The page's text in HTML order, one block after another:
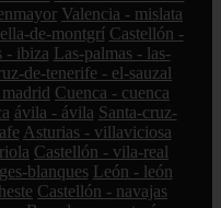
Valencia - mislata
de-montgrí Castellón -
- ibiza Las-palmas - las-
de-tenerife - el-sauzal
Cuenca - cuenca
ávila - ávila Santa-cruz-
Asturias - villaviciosa
Castellón - vila-real
blanques León - león
Castellón - navajas